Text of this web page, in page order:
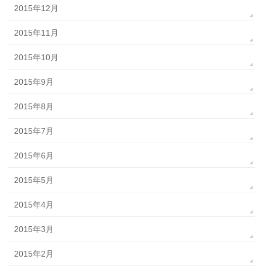
2015年12月
2015年11月
2015年10月
2015年9月
2015年8月
2015年7月
2015年6月
2015年5月
2015年4月
2015年3月
2015年2月